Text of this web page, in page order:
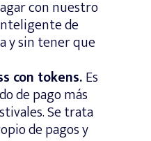
con nuestro
de
y sin tener que
con tokens.Es
de pago más
Se trata
de pagos y